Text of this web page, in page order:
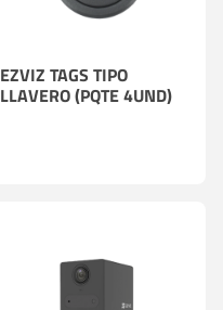
EZVIZ TAGS TIPO
LLAVERO (PQTE 4UND)